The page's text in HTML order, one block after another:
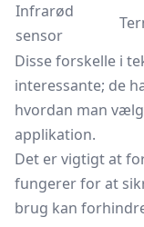
Infrarød
sensor
Disse forskelle i
interessante; de
hvordan man
applikation.
Det er vigtigt at
fungerer for at
brug kan